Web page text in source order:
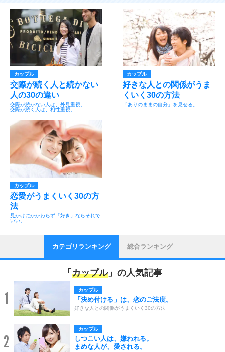
カップル
交際が続く人と続かない
人の30の違い
交際が続かない人は、外見重視。
交際が続く人は、相性重視。
カップル
好きな人との関係がうま
くいく30の方法
「ありのままの自分」を見せる。
カップル
恋愛がうまくいく30の方
法
見かけにかかわらず「好き」ならそれで
いい。
カテゴリランキング 総合ランキング
「 カップル」の人気記事
1 カップル
「決め付ける」は、恋のご法度。
好きな人との関係がうまくいく30の方法
2
カップル
しつこい人は、嫌われる。
まめな人が、愛される。